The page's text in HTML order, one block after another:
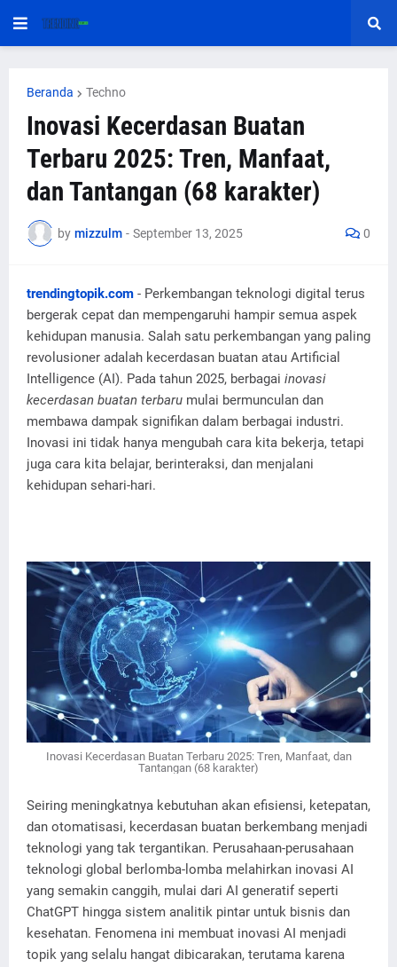
Beranda Techno
Inovasi Kecerdasan Buatan
Terbaru 2025: Tren, Manfaat,
dan Tantangan (68 karakter)
by mizzulm - September 13, 2025 0
trendingtopik.com - Perkembangan teknologi digital terus
bergerak cepat dan mempengaruhi hampir semua aspek
kehidupan manusia. Salah satu perkembangan yang paling
revolusioner adalah kecerdasan buatan atau Artificial
Intelligence (AI). Pada tahun 2025, berbagai inovasi
kecerdasan buatan terbaru mulai bermunculan dan
membawa dampak signifikan dalam berbagai industri.
Inovasi ini tidak hanya mengubah cara kita bekerja, tetapi
juga cara kita belajar, berinteraksi, dan menjalani
kehidupan sehari-hari.
Inovasi Kecerdasan Buatan Terbaru 2025: Tren, Manfaat, dan
Tantangan (68 karakter)
Seiring meningkatnya kebutuhan akan efisiensi, ketepatan,
dan otomatisasi, kecerdasan buatan berkembang menjadi
teknologi yang tak tergantikan. Perusahaan-perusahaan
teknologi global berlomba-lomba melahirkan inovasi AI
yang semakin canggih, mulai dari AI generatif seperti
ChatGPT hingga sistem analitik pintar untuk bisnis dan
kesehatan. Fenomena ini membuat inovasi AI menjadi
topik yang selalu hangat dibicarakan, terutama karena